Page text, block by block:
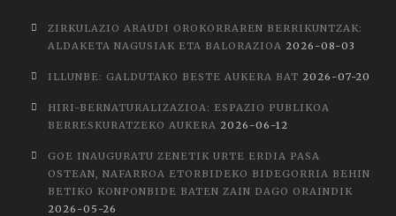
ZIRKULAZIO ARAUDI OROKORRAREN BERRIKUNTZAK:
ALDAKETA NAGUSIAK ETA BALORAZIOA 2026-08-03
ILLUNBE: GALDUTAKO BESTE AUKERA BAT 2026-07-20
HIRI-BERNATURALIZAZIOA: ESPAZIO PUBLIKOA
BERRESKURATZEKO AUKERA 2026-06-12
GOE INAUGURATU ZENETIK URTE ERDIA PASA
OSTEAN, NAFARROA ETORBIDEKO BIDEGORRIA BEHIN
BETIKO KONPONBIDE BATEN ZAIN DAGO ORAINDIK
2026-05-26